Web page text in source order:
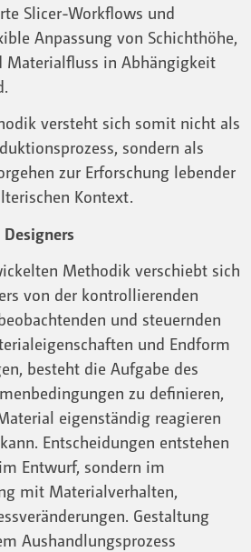
Slicer-Workflows und
Anpassung von Schichthöhe,
Materialfluss in Abhängigkeit
versteht sich somit nicht als
sondern als
zur Erforschung lebender
Kontext.
Methodik verschiebt sich
von der kontrollierenden
und steuernden
und Endform
besteht die Aufgabe des
zu definieren,
eigenständig reagieren
Entscheidungen entstehen
Entwurf, sondern im
mit Materialverhalten,
Gestaltung
Aushandlungsprozess